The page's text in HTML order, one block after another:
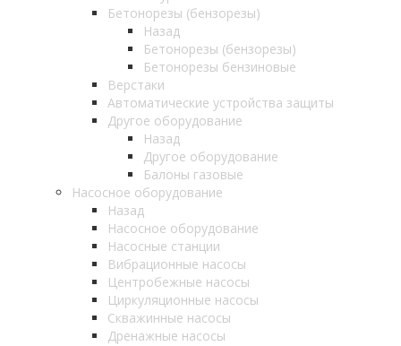
Бетонорезы (бензорезы)
Назад
Бетонорезы (бензорезы)
Бетонорезы бензиновые
Верстаки
Автоматические устройства защиты
Другое оборудование
Назад
Другое оборудование
Балоны газовые
Насосное оборудование
Назад
Насосное оборудование
Насосные станции
Вибрационные насосы
Центробежные насосы
Циркуляционные насосы
Скважинные насосы
Дренажные насосы